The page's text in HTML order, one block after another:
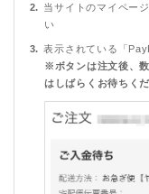
当サイトのマイペー
い
表示されている「
※ボタンは注文後、
はしばらくお待ちくだ